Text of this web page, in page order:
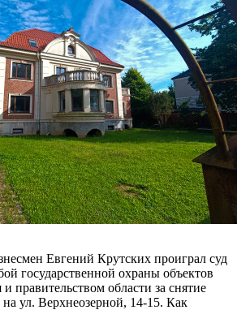
Евгений Крутских проиграл суд
государственной охраны объектов
и правительством области за снятие
ул. Верхнеозерной, 14-15. Как